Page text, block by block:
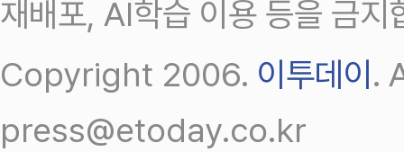
재배포, AI학습 이용 등을 금지
Copyright 2006. 이투데이 .
press@etoday.co.kr